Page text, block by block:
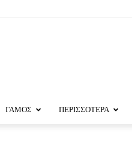
ΓΑΜΟΣ ΠΕΡΙΣΣΟΤΕΡΑ